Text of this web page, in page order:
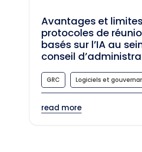
Avantages et
protocoles de
basés sur l’IA au
conseil
GRC Logiciels et
read more